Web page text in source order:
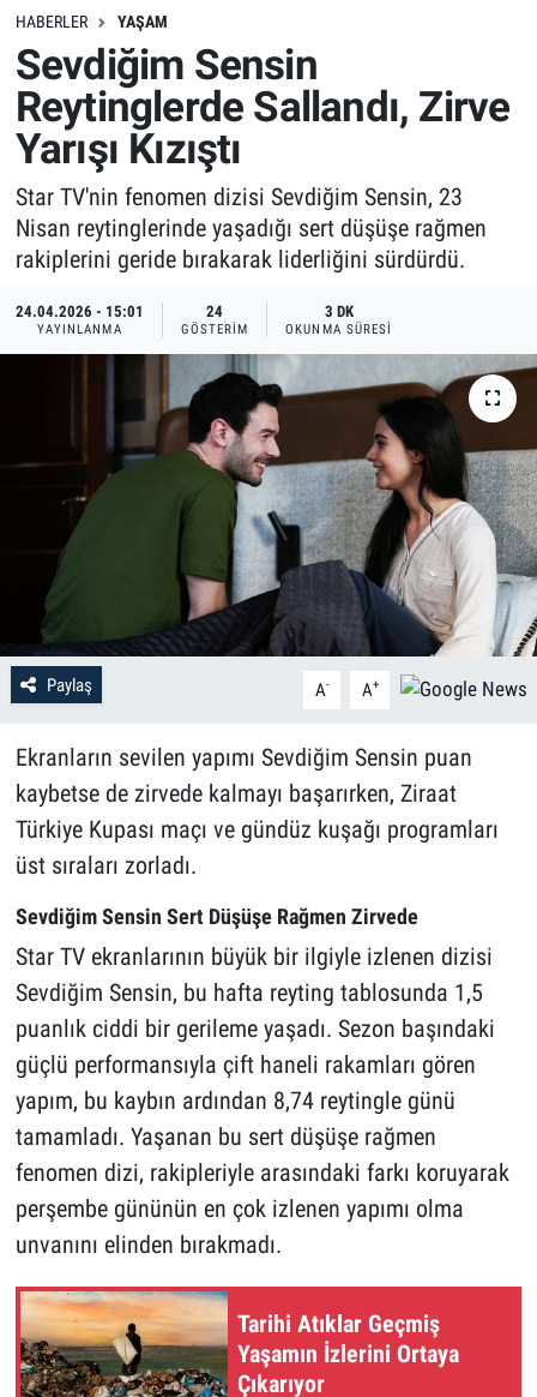
HABERLER YAŞAM
Sevdiğim Sensin
Reytinglerde Sallandı, Zirve
Yarışı Kızıştı
Star TV'nin fenomen dizisi Sevdiğim Sensin, 23
Nisan reytinglerinde yaşadığı sert düşüşe rağmen
rakiplerini geride bırakarak liderliğini sürdürdü.
24.04.2026 - 15:01
YAYINLANMA
24
GÖSTERIM
3 DK
OKUNMA SÜRESI
Paylaş A- A+
Ekranların sevilen yapımı Sevdiğim Sensin puan
kaybetse de zirvede kalmayı başarırken, Ziraat
Türkiye Kupası maçı ve gündüz kuşağı programları
üst sıraları zorladı.
Sevdiğim Sensin Sert Düşüşe Rağmen Zirvede
Star TV ekranlarının büyük bir ilgiyle izlenen dizisi
Sevdiğim Sensin, bu hafta reyting tablosunda 1,5
puanlık ciddi bir gerileme yaşadı. Sezon başındaki
güçlü performansıyla çift haneli rakamları gören
yapım, bu kaybın ardından 8,74 reytingle günü
tamamladı. Yaşanan bu sert düşüşe rağmen
fenomen dizi, rakipleriyle arasındaki farkı koruyarak
perşembe gününün en çok izlenen yapımı olma
unvanını elinden bırakmadı.
Tarihi Atıklar Geçmiş
Yaşamın İzlerini Ortaya
Çıkarıyor